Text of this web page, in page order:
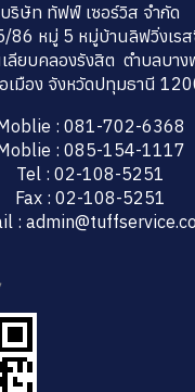
บริษัท ทัฟฟ์ เซอร์วิส จำกัด
86 หมู่ 5 หมู่บ้านลิฟวิ่งเร
ลียบคลองรังสิต ตำบลบาง
อเมือง จังหวัดปทุมธานี
: 081-702-6368
: 085-154-1117
Tel : 02-108-5251
Fax : 02-108-5251
: